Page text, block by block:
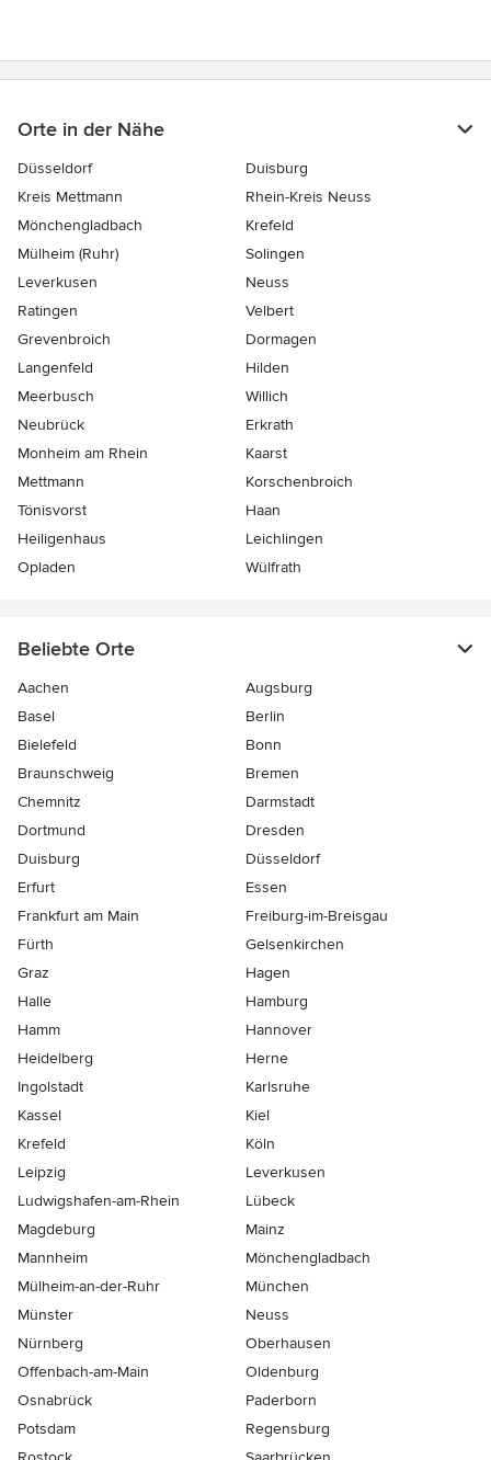
Orte in der Nähe
Düsseldorf
Duisburg
Kreis Mettmann
Rhein-Kreis Neuss
Mönchengladbach
Krefeld
Mülheim (Ruhr)
Solingen
Leverkusen
Neuss
Ratingen
Velbert
Grevenbroich
Dormagen
Langenfeld
Hilden
Meerbusch
Willich
Neubrück
Erkrath
Monheim am Rhein
Kaarst
Mettmann
Korschenbroich
Tönisvorst
Haan
Heiligenhaus
Leichlingen
Opladen
Wülfrath
Beliebte Orte
Aachen
Augsburg
Basel
Berlin
Bielefeld
Bonn
Braunschweig
Bremen
Chemnitz
Darmstadt
Dortmund
Dresden
Duisburg
Düsseldorf
Erfurt
Essen
Frankfurt am Main
Freiburg-im-Breisgau
Fürth
Gelsenkirchen
Graz
Hagen
Halle
Hamburg
Hamm
Hannover
Heidelberg
Herne
Ingolstadt
Karlsruhe
Kassel
Kiel
Krefeld
Köln
Leipzig
Leverkusen
Ludwigshafen-am-Rhein
Lübeck
Magdeburg
Mainz
Mannheim
Mönchen­gladbach
Mülheim-an-der-Ruhr
München
Münster
Neuss
Nürnberg
Oberhausen
Offenbach-am-Main
Oldenburg
Osnabrück
Paderborn
Potsdam
Regensburg